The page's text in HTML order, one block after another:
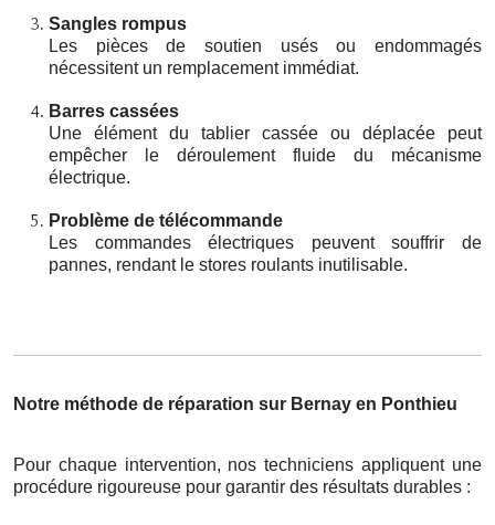
Sangles rompus
Les pièces de soutien usés ou endommagés
nécessitent un remplacement immédiat.
Barres cassées
Une élément du tablier cassée ou déplacée peut
empêcher le déroulement fluide du mécanisme
électrique.
Problème de télécommande
Les commandes électriques peuvent souffrir de
pannes, rendant le stores roulants inutilisable.
Notre méthode de réparation sur Bernay en Ponthieu
Pour chaque intervention, nos techniciens appliquent une
procédure rigoureuse pour garantir des résultats durables :